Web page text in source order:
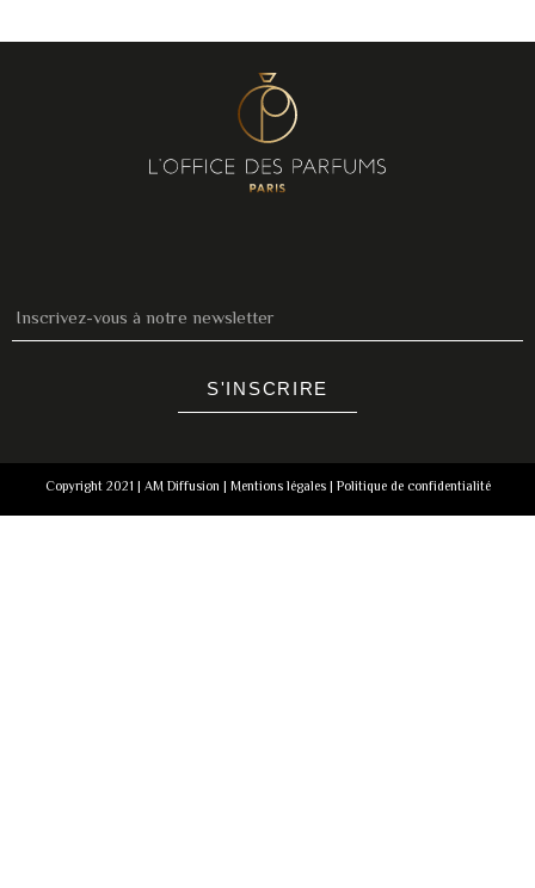
S'INSCRIRE
Copyright 2021 | AM Diffusion | Mentions légales| Politique de confidentialité